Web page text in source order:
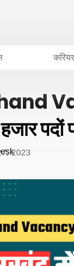
करियर
पदों
2023